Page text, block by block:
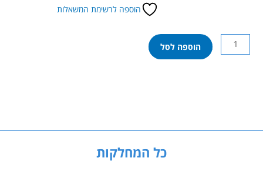
הוספה לרשימת המשאלות
כמות
של
Play
הוספה לסל
כל המחלקות